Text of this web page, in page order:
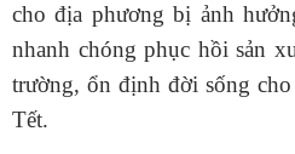
cho địa phương bị ảnh
nhanh chóng phục hồi sản
trường, ổn định đời sống cho
Tết.